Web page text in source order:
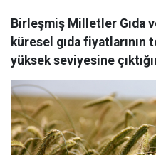
Birleşmiş Milletler Gıda
küresel gıda fiyatlarının
yüksek seviyesine